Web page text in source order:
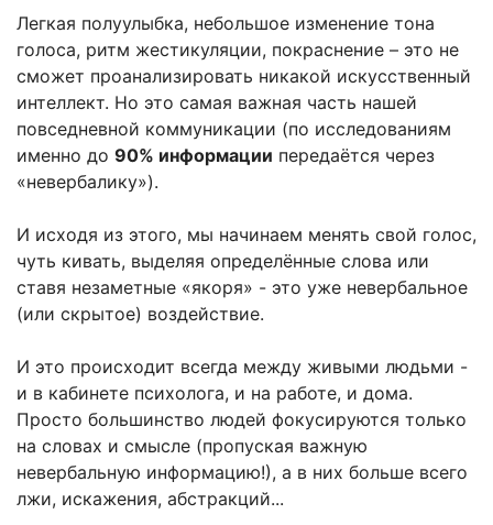
Легкая полуулыбка, небольшое изменение тона
голоса, ритм жестикуляции, покраснение – это не
сможет проанализировать никакой искусственный
интеллект. Но это самая важная часть нашей
повседневной коммуникации (по исследованиям
именно до 90% информации передаётся через
«невербалику»).
И исходя из этого, мы начинаем менять свой голос,
чуть кивать, выделяя определённые слова или
ставя незаметные «якоря» - это уже невербальное
(или скрытое) воздействие.
И это происходит всегда между живыми людьми -
и в кабинете психолога, и на работе, и дома.
Просто большинство людей фокусируются только
на словах и смысле (пропуская важную
невербальную информацию!), а в них больше всего
лжи, искажения, абстракций...